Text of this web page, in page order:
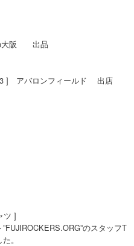
大阪 出品
] アバロンフィールド 出店
ツ ]
のスタッフT
。